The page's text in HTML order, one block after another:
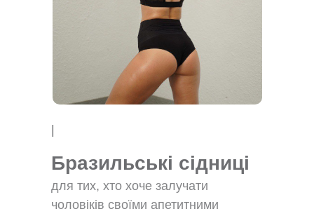
Бразильські сідниці
для тих, хто хоче залучати
чоловіків своїми апетитними